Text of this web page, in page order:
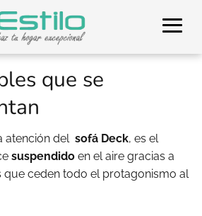
que se
atención del sofá Deck, es el
suspendido en el aire gracias a
que ceden todo el protagonismo al